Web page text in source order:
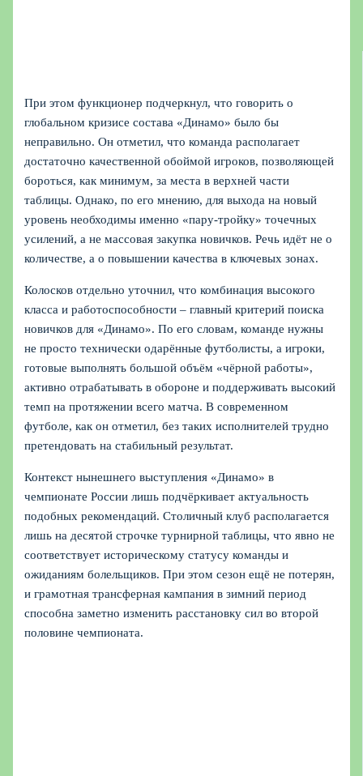
При этом функционер подчеркнул, что говорить о
глобальном кризисе состава «Динамо» было бы
неправильно. Он отметил, что команда располагает
достаточно качественной обоймой игроков, позволяющей
бороться, как минимум, за места в верхней части
таблицы. Однако, по его мнению, для выхода на новый
уровень необходимы именно «пару-тройку» точечных
усилений, а не массовая закупка новичков. Речь идёт не о
количестве, а о повышении качества в ключевых зонах.
Колосков отдельно уточнил, что комбинация высокого
класса и работоспособности – главный критерий поиска
новичков для «Динамо». По его словам, команде нужны
не просто технически одарённые футболисты, а игроки,
готовые выполнять большой объём «чёрной работы»,
активно отрабатывать в обороне и поддерживать высокий
темп на протяжении всего матча. В современном
футболе, как он отметил, без таких исполнителей трудно
претендовать на стабильный результат.
Контекст нынешнего выступления «Динамо» в
чемпионате России лишь подчёркивает актуальность
подобных рекомендаций. Столичный клуб располагается
лишь на десятой строчке турнирной таблицы, что явно не
соответствует историческому статусу команды и
ожиданиям болельщиков. При этом сезон ещё не потерян,
и грамотная трансферная кампания в зимний период
способна заметно изменить расстановку сил во второй
половине чемпионата.